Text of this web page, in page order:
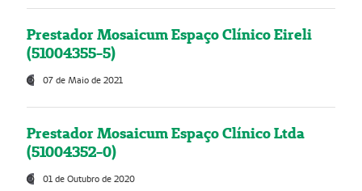
Prestador Mosaicum Espaço Clínico Eireli
(51004355-5)
07 de Maio de 2021
Prestador Mosaicum Espaço Clínico Ltda
(51004352-0)
01 de Outubro de 2020